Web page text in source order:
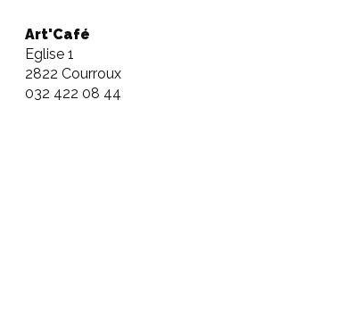
Art'Café
Eglise 1
2822 Courroux
032 422 08 44